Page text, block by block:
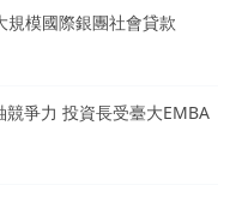
規模國際銀團社會貸款
爭力 投資長受臺大EMBA